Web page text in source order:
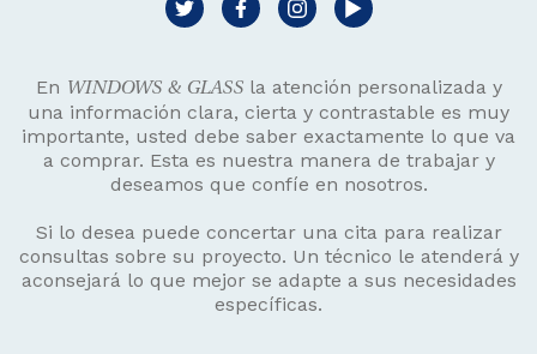
En WINDOWS & GLASSla atención personalizada y
una información clara, cierta y contrastable es muy
importante, usted debe saber exactamente lo que va
a comprar. Esta es nuestra manera de trabajar y
deseamos que confíe en nosotros.
Si lo desea puede concertar una cita para realizar
consultas sobre su proyecto. Un técnico le atenderá y
aconsejará lo que mejor se adapte a sus necesidades
específicas.